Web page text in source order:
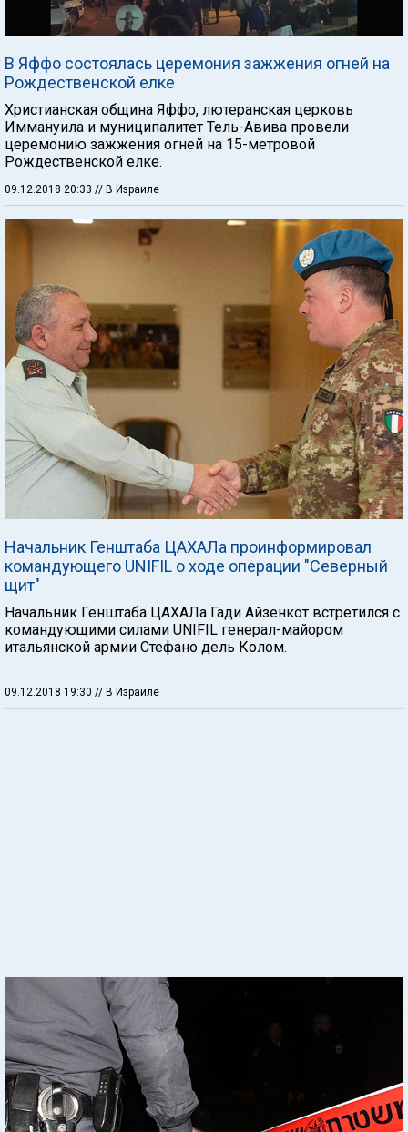
В Яффо состоялась церемония зажжения огней на
Рождественской елке
Христианская община Яффо, лютеранская церковь
Иммануила и муниципалитет Тель-Авива провели
церемонию зажжения огней на 15-метровой
Рождественской елке.
09.12.2018 20:33 // В Израиле
Начальник Генштаба ЦАХАЛа проинформировал
командующего UNIFIL о ходе операции "Северный
щит"
Начальник Генштаба ЦАХАЛа Гади Айзенкот встретился с
командующими силами UNIFIL генерал-майором
итальянской армии Стефано дель Колом.
09.12.2018 19:30 // В Израиле